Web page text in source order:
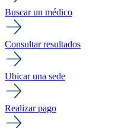
Buscar un médico
Consultar resultados
Ubicar una sede
Realizar pago